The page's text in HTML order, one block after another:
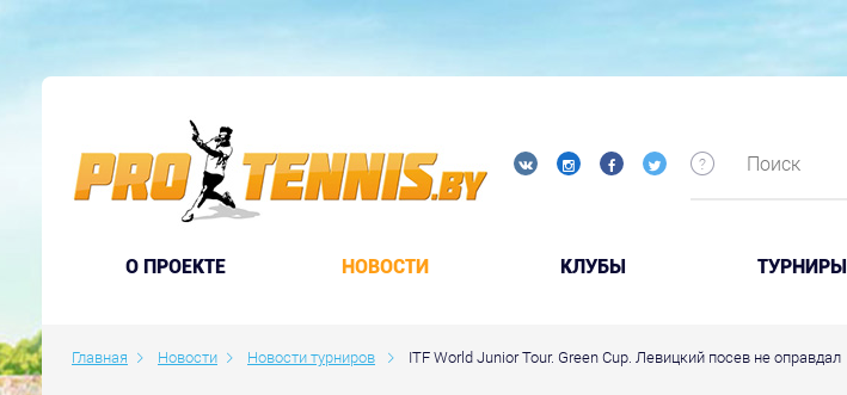
O ПРОЕКТЕ НОВОСТИ КЛУБЫ ТУРНИРЫ
Главная Новости Новости турниров ITF World Junior Tour. Green Cup. Левицкий посев не оправдал